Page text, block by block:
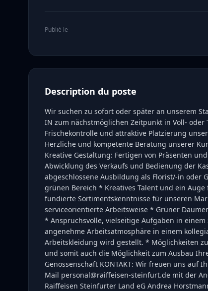
Publié le
Description du poste
Wir suchen zu sofort oder später an unserem
IN zum nächstmöglichen Zeitpunkt in Voll- oder
Frischekontrolle und attraktive Platzierung
Herzliche und kompetente Beratung unserer
Kreative Gestaltung: Fertigen von Präsenten
Abwicklung des Verkaufs und Bedienung der
abgeschlossene Ausbildung als Florist/-in oder
grünen Bereich * Kreatives Talent und ein
fundierte Sortimentskenntnisse für unseren
serviceorientierte Arbeitsweise * Grüner
* Anspruchsvolle, vielseitige Aufgaben in
angenehme Arbeitsatmosphäre in einem
Arbeitskleidung wird gestellt. * Möglichkeiten
und somit auch die Möglichkeit zum Ausbau
Genossenschaft KONTAKT: Wir freuen uns auf
Mail personal@raiffeisen-steinfurt.de mit der
Raiffeisen Steinfurter Land eG Andrea